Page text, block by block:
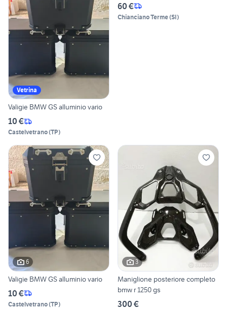
Vetrina
Valigie BMW GS alluminio vario
10 €
Castelvetrano(TP)
60 €
Chianciano Terme(SI)
6
Valigie BMW GS alluminio vario
10 €
Castelvetrano(TP)
3
Maniglione posteriore completo
bmw r 1250 gs
300 €